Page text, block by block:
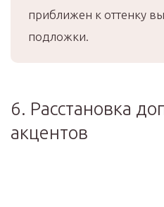
приближен к оттенку
подложки.
6. Расстановка
акцентов